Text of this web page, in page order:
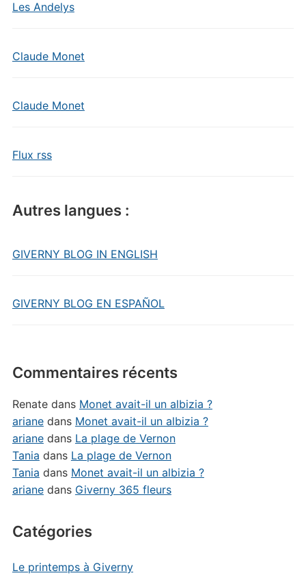
Les Andelys
Claude Monet
Claude Monet
Flux rss
Autres langues :
GIVERNY BLOG IN ENGLISH
GIVERNY BLOG EN ESPAÑOL
Commentaires récents
Renatedans Monet avait-il un albizia ?
arianedans Monet avait-il un albizia ?
arianedans La plage de Vernon
Tania dans La plage de Vernon
Tania dans Monet avait-il un albizia ?
arianedans Giverny 365 fleurs
Catégories
Le printemps à Giverny